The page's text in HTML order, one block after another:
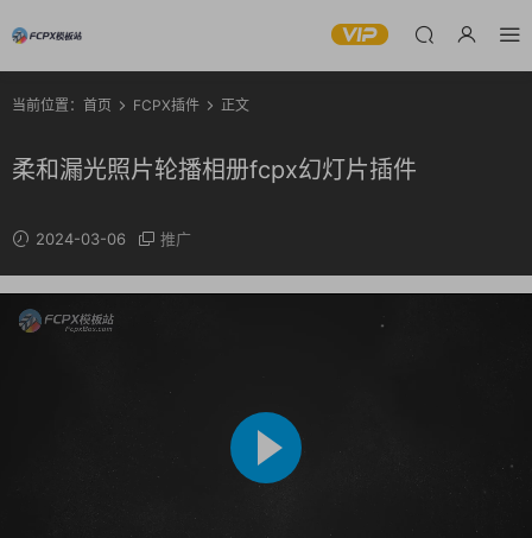
当前位置： 首页 FCPX插件 正文
柔和漏光照片轮播相册fcpx幻灯片插件
2024-03-06 推广